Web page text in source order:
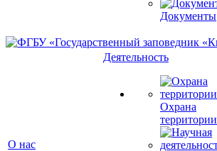
Документы
О нас
Деятельность
Охрана
территории